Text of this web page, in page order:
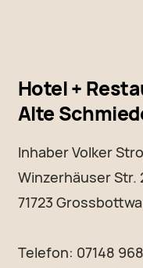
Hotel +
Alte
Inhaber Volker
Winzerhäuser Str.
71723
Telefon: 07148